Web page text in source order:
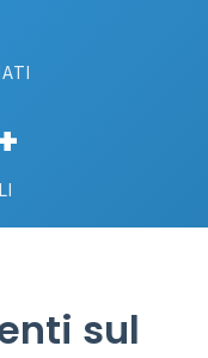
sul